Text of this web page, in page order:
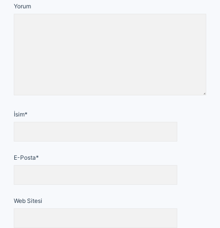
Yorum
İsim*
E-Posta*
Web Sitesi